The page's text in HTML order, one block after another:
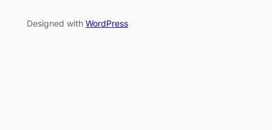
Designed with WordPress